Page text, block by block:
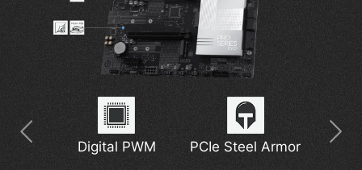
Digital PWM PCIe Steel Armor